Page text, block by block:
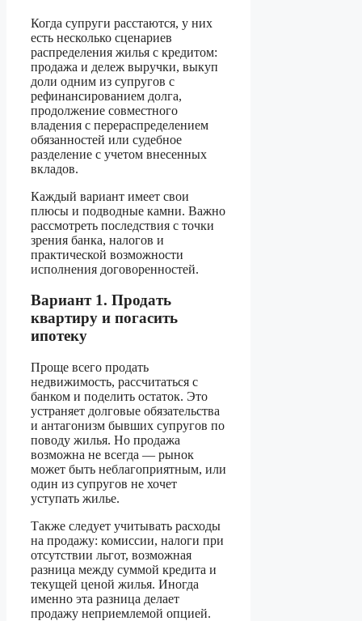
Когда супруги расстаются, у них
есть несколько сценариев
распределения жилья с кредитом:
продажа и дележ выручки, выкуп
доли одним из супругов с
рефинансированием долга,
продолжение совместного
владения с перераспределением
обязанностей или судебное
разделение с учетом внесенных
вкладов.
Каждый вариант имеет свои
плюсы и подводные камни. Важно
рассмотреть последствия с точки
зрения банка, налогов и
практической возможности
исполнения договоренностей.
Вариант 1. Продать
квартиру и погасить
ипотеку
Проще всего продать
недвижимость, рассчитаться с
банком и поделить остаток. Это
устраняет долговые обязательства
и антагонизм бывших супругов по
поводу жилья. Но продажа
возможна не всегда — рынок
может быть неблагоприятным, или
один из супругов не хочет
уступать жилье.
Также следует учитывать расходы
на продажу: комиссии, налоги при
отсутствии льгот, возможная
разница между суммой кредита и
текущей ценой жилья. Иногда
именно эта разница делает
продажу неприемлемой опцией.